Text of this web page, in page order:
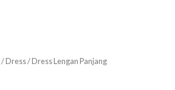
/Dress/ Dress Lengan Panjang